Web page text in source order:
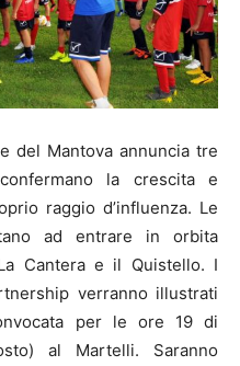
del Mantova annuncia tre
la crescita e
raggio d’influenza. Le
ad entrare in orbita
Cantera e il Quistello. I
verranno illustrati
per le ore 19 di
al Martelli. Saranno